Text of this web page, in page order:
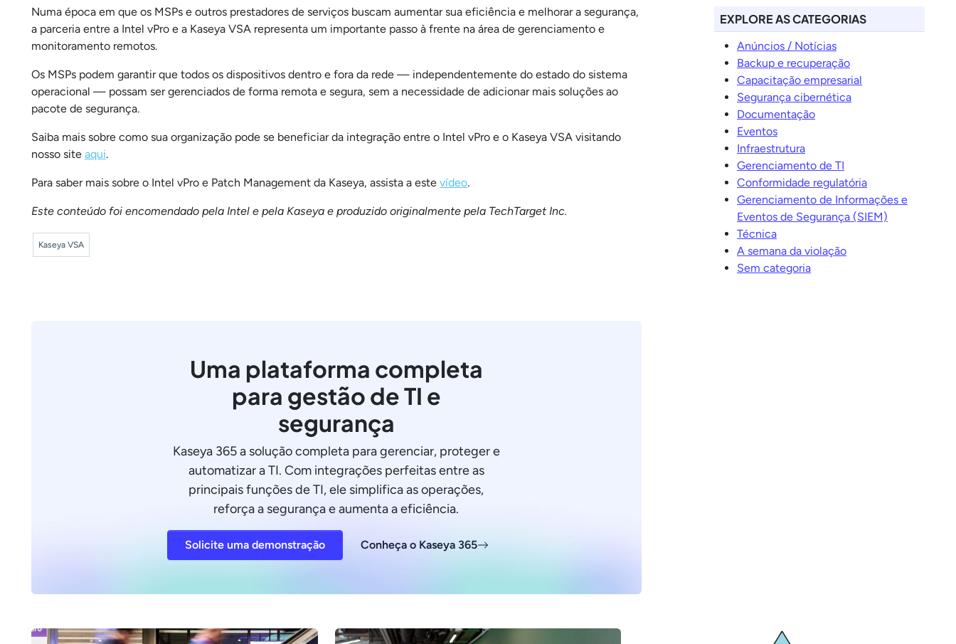
Numa época em que os MSPs e outros prestadores de serviços buscam aumentar sua eficiência e melhorar a segurança,
a parceria entre a Intel vPro e a Kaseya VSA representa um importante passo à frente na área de gerenciamento e
monitoramento remotos.
Os MSPs podem garantir que todos os dispositivos dentro e fora da rede — independentemente do estado do sistema
operacional — possam ser gerenciados de forma remota e segura, sem a necessidade de adicionar mais soluções ao
pacote de segurança.
Saiba mais sobre como sua organização pode se beneficiar da integração entre o Intel vPro e o Kaseya VSA visitando
nosso site aqui.
Para saber mais sobre o Intel vPro e Patch Management da Kaseya, assista a este vídeo.
Este conteúdo foi encomendado pela Intel e pela Kaseya e produzido originalmente pela TechTarget Inc.
Kaseya VSA
Uma plataforma completa
para gestão de TI e
segurança
Kaseya 365 a solução completa para gerenciar, proteger e
automatizar a TI. Com integrações perfeitas entre as
principais funções de TI, ele simplifica as operações,
reforça a segurança e aumenta a eficiência.
Solicite uma demonstração Conheça o Kaseya 365
EXPLORE AS CATEGORIAS
Anúncios / Notícias
Backup e recuperação
Capacitação empresarial
Segurança cibernética
Documentação
Eventos
Infraestrutura
Gerenciamento de TI
Conformidade regulatória
Gerenciamento de Informações e
Eventos de Segurança (SIEM)
Técnica
A semana da violação
Sem categoria